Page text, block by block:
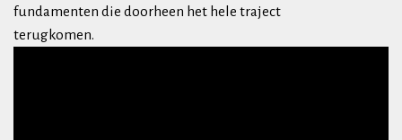
fundamenten die doorheen het hele traject
terugkomen.